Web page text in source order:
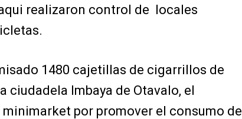
realizaron control de locales
1480 cajetillas de cigarrillos de
Imbaya de Otavalo, el
por promover el consumo de